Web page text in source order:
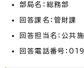
部局名：総務部
回答課名：管財課
回答担当名：公共
回答電話番号：